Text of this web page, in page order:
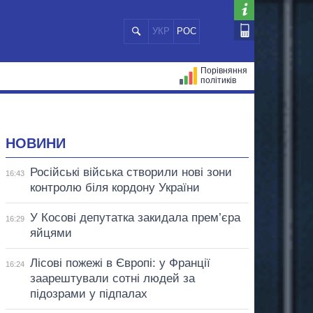
УКР РОС
Порівняння
політиків
НОВИНИ
16:43
Російські війська створили нові зони
контролю біля кордону України
16:29
У Косові депутатка закидала прем’єра
яйцями
16:24
Лісові пожежі в Європі: у Франції
заарештували сотні людей за
підозрами у підпалах